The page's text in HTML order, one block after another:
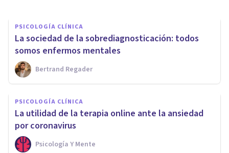
PSICOLOGÍA CLÍNICA
La sociedad de la sobrediagnosticación: todos
somos enfermos mentales
Bertrand Regader
PSICOLOGÍA CLÍNICA
La utilidad de la terapia online ante la ansiedad
por coronavirus
Psicología Y Mente
Intervención Asistida con
Animales: una terapia especial
Sandra Marín